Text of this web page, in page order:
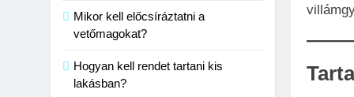
Mikor kell előcsíráztatni a
vetőmagokat?
Hogyan kell rendet tartani kis
lakásban?